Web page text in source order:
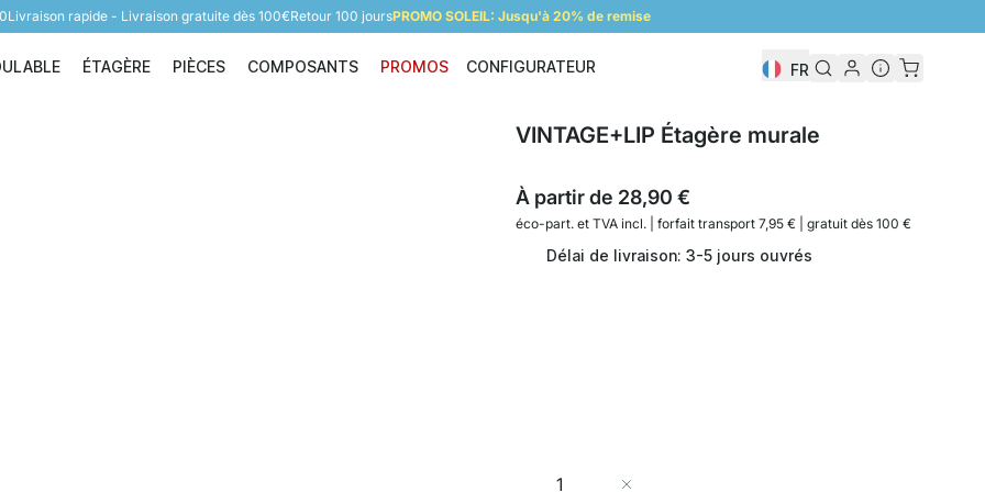
Livraison rapide - Livraison gratuite dès 100€Retour 100 joursPROMO SOLEIL: Jusqu'à 20% de remise
Étagère modulable
ÉTAGÈRE
Étagère
PIÈCES
Pièces
COMPOSANTS
Composants
PROMOS CONFIGURATEUR FR
VINTAGE+LIP Étagère murale
À partir de 28,90 €
éco-part. etTVA incl. | forfait transport 7,95 € | gratuit dès 100 €
Délai de livraison: 3-5 jours ouvrés
Quantité